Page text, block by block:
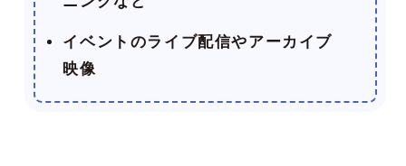
イベントのライブ配信やアーカイブ
映像